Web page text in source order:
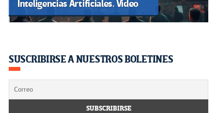
Inteligencias Artificiales. Video
SUSCRIBIRSE A NUESTROS BOLETINES